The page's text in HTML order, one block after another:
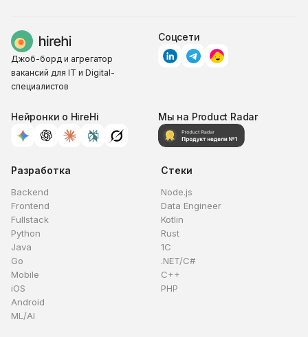
Джоб-борд и агрегатор
вакансий для IT и Digital-
специалистов
Соцсети
Нейронки о HireHi Мы на Product Radar
Разработка
Backend
Frontend
Fullstack
Python
Java
Go
Mobile
iOS
Android
ML/AI
Стеки
Node.js
Data Engineer
Kotlin
Rust
1C
.NET/C#
C++
PHP